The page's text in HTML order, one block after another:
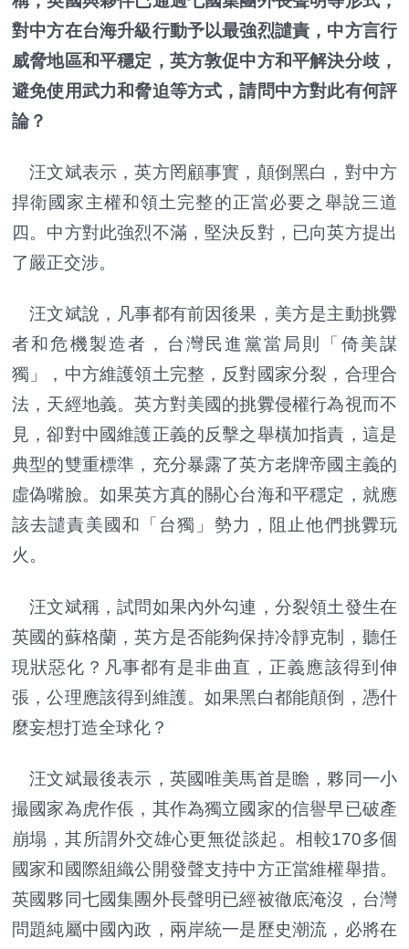
對中方在台海升級行動予以最強烈譴責，中方言行
威脅地區和平穩定，英方敦促中方和平解決分歧，
避免使用武力和脅迫等方式，請問中方對此有何評
論？
汪文斌表示，英方罔顧事實，顛倒黑白，對中方
捍衛國家主權和領土完整的正當必要之舉說三道
四。中方對此強烈不滿，堅決反對，已向英方提出
了嚴正交涉。
汪文斌說，凡事都有前因後果，美方是主動挑釁
者和危機製造者，台灣民進黨當局則「倚美謀
獨」，中方維護領土完整，反對國家分裂，合理合
法，天經地義。英方對美國的挑釁侵權行為視而不
見，卻對中國維護正義的反擊之舉橫加指責，這是
典型的雙重標準，充分暴露了英方老牌帝國主義的
虛偽嘴臉。如果英方真的關心台海和平穩定，就應
該去譴責美國和「台獨」勢力，阻止他們挑釁玩
火。
汪文斌稱，試問如果內外勾連，分裂領土發生在
英國的蘇格蘭，英方是否能夠保持冷靜克制，聽任
現狀惡化？凡事都有是非曲直，正義應該得到伸
張，公理應該得到維護。如果黑白都能顛倒，憑什
麼妄想打造全球化？
汪文斌最後表示，英國唯美馬首是瞻，夥同一小
撮國家為虎作倀，其作為獨立國家的信譽早已破產
崩塌，其所謂外交雄心更無從談起。相較170多個
國家和國際組織公開發聲支持中方正當維權舉措。
英國夥同七國集團外長聲明已經被徹底淹沒，台灣
問題純屬中國內政，兩岸統一是歷史潮流，必將在